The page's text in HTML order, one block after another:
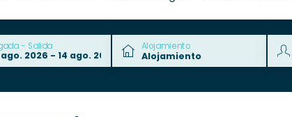
- Salida Alojamiento